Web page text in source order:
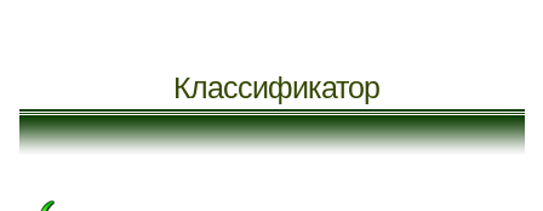
Классификатор